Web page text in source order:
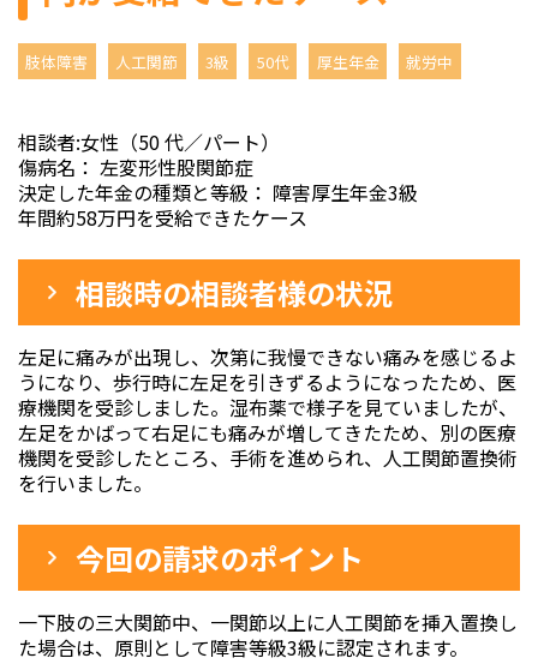
肢体障害 人工関節 3級 50代 厚生年金 就労中
相談者:女性（50 代／パート）
傷病名： 左変形性股関節症
決定した年金の種類と等級： 障害厚生年金3級
年間約58万円を受給できたケース
相談時の相談者様の状況
左足に痛みが出現し、次第に我慢できない痛みを感じるよ
うになり、歩行時に左足を引きずるようになったため、医
療機関を受診しました。湿布薬で様子を見ていましたが、
左足をかばって右足にも痛みが増してきたため、別の医療
機関を受診したところ、手術を進められ、人工関節置換術
を行いました。
今回の請求のポイント
一下肢の三大関節中、一関節以上に人工関節を挿入置換し
た場合は、原則として障害等級3級に認定されます。